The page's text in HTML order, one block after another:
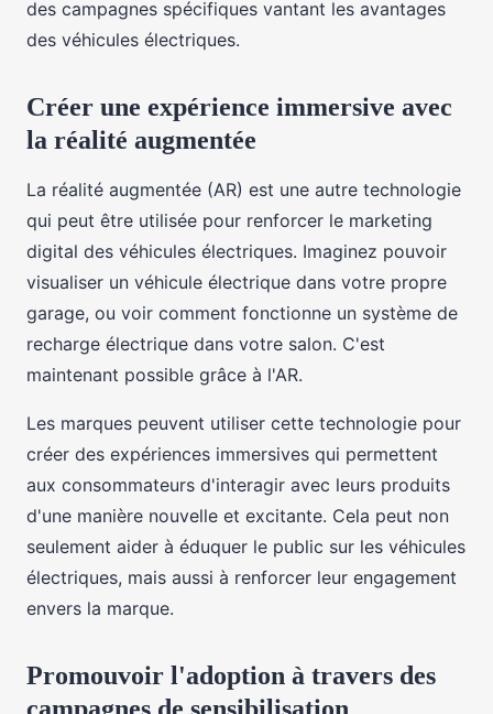
des campagnes spécifiques vantant les avantages
des véhicules électriques.
Créer une expérience immersive avec
la réalité augmentée
La réalité augmentée (AR) est une autre technologie
qui peut être utilisée pour renforcer le marketing
digital des véhicules électriques. Imaginez pouvoir
visualiser un véhicule électrique dans votre propre
garage, ou voir comment fonctionne un système de
recharge électrique dans votre salon. C'est
maintenant possible grâce à l'AR.
Les marques peuvent utiliser cette technologie pour
créer des expériences immersives qui permettent
aux consommateurs d'interagir avec leurs produits
d'une manière nouvelle et excitante. Cela peut non
seulement aider à éduquer le public sur les véhicules
électriques, mais aussi à renforcer leur engagement
envers la marque.
Promouvoir l'adoption à travers des